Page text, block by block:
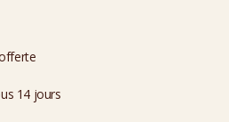
14 jours